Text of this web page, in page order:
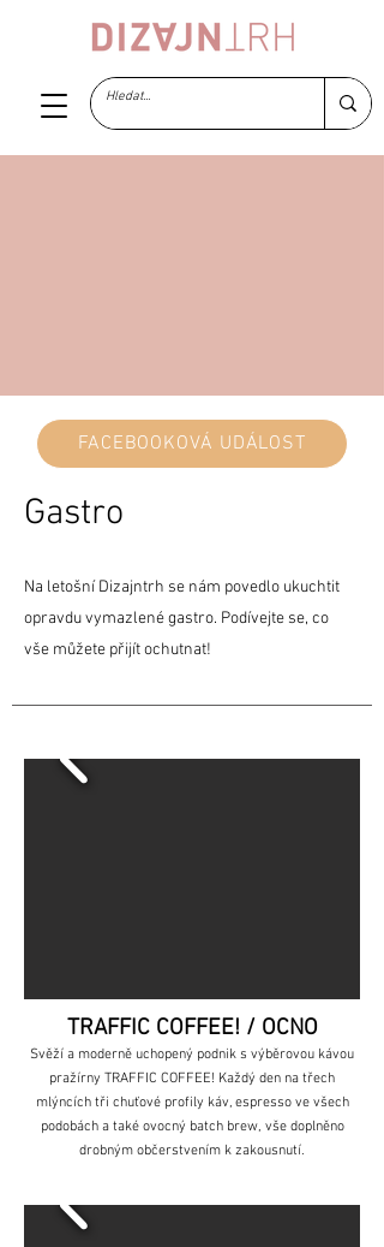
FACEBOOKOVÁ UDÁLOST
Gastro
Na letošní Dizajntrh se nám povedlo ukuchtit
opravdu vymazlené gastro. Podívejte se, co
vše můžete přijít ochutnat!
TRAFFIC COFFEE! / OCNO
Svěží a moderně uchopený podnik s výběrovou kávou
pražírny TRAFFIC COFFEE! Každý den na třech
mlýncích tři chuťové profily káv, espresso ve všech
podobách a také ovocný batch brew, vše doplněno
drobným občerstvením k zakousnutí.